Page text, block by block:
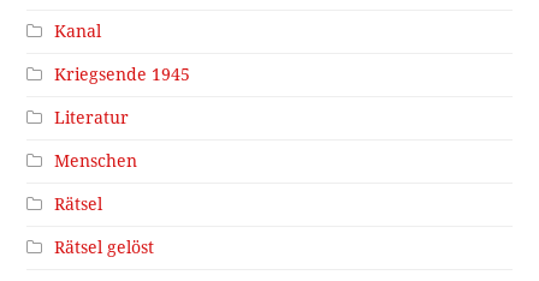
Kanal
Kriegsende 1945
Literatur
Menschen
Rätsel
Rätsel gelöst